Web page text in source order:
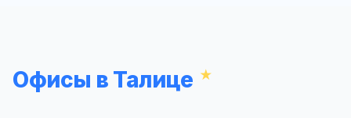
Офисы в Талице